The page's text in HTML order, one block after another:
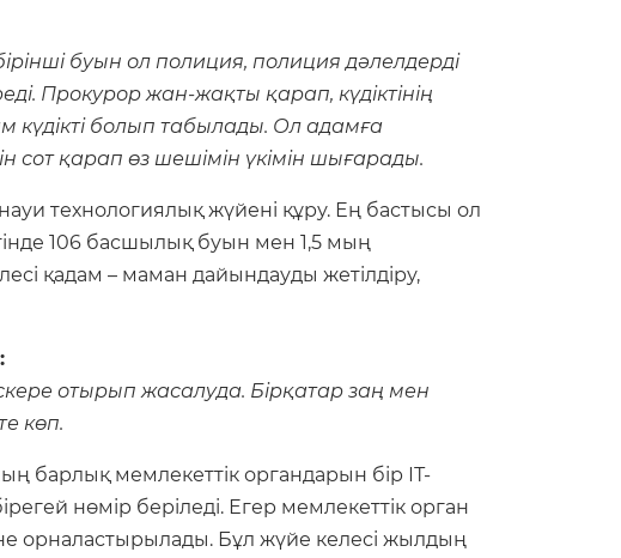
буын ол полиция, полиция дәлелдерді
Прокурор жан-жақты қарап, күдіктінің
күдікті болып табылады. Ол адамға
сот қарап өз шешімін үкімін шығарады.
технологиялық жүйені құру. Ең бастысы ол
106 басшылық буын мен 1,5 мың
қадам – маман дайындауды жетілдіру,
отырып жасалуда. Бірқатар заң мен
көп.
барлық мемлекеттік органдарын бір ІТ-
нөмір беріледі. Егер мемлекеттік орган
орналастырылады. Бұл жүйе келесі жылдың